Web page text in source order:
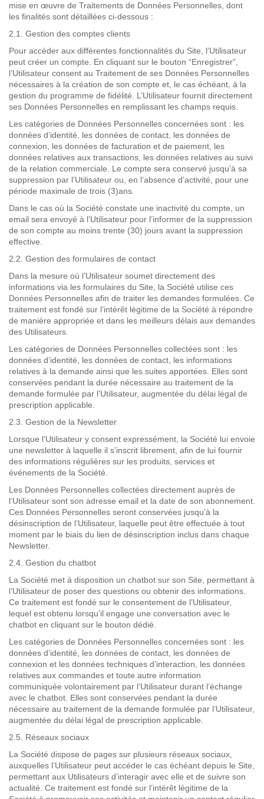
mise en œuvre de Traitements de Données Personnelles, dont
les finalités sont détaillées ci-dessous :
2.1. Gestion des comptes clients
Pour accéder aux différentes fonctionnalités du Site, l’Utilisateur
peut créer un compte. En cliquant sur le bouton “Enregistrer”,
l’Utilisateur consent au Traitement de ses Données Personnelles
nécessaires à la création de son compte et, le cas échéant, à la
gestion du programme de fidélité. L’Utilisateur fournit directement
ses Données Personnelles en remplissant les champs requis.
Les catégories de Données Personnelles concernées sont : les
données d’identité, les données de contact, les données de
connexion, les données de facturation et de paiement, les
données relatives aux transactions, les données relatives au suivi
de la relation commerciale. Le compte sera conservé jusqu’à sa
suppression par l’Utilisateur ou, en l’absence d’activité, pour une
période maximale de trois (3)ans.
Dans le cas où la Société constate une inactivité du compte, un
email sera envoyé à l’Utilisateur pour l’informer de la suppression
de son compte au moins trente (30) jours avant la suppression
effective.
2.2. Gestion des formulaires de contact
Dans la mesure où l’Utilisateur soumet directement des
informations via les formulaires du Site, la Société utilise ces
Données Personnelles afin de traiter les demandes formulées. Ce
traitement est fondé sur l’intérêt légitime de la Société à répondre
de manière appropriée et dans les meilleurs délais aux demandes
des Utilisateurs.
Les catégories de Données Personnelles collectées sont : les
données d’identité, les données de contact, les informations
relatives à la demande ainsi que les suites apportées. Elles sont
conservées pendant la durée nécessaire au traitement de la
demande formulée par l’Utilisateur, augmentée du délai légal de
prescription applicable.
2.3. Gestion de la Newsletter
Lorsque l’Utilisateur y consent expressément, la Société lui envoie
une newsletter à laquelle il s’inscrit librement, afin de lui fournir
des informations régulières sur les produits, services et
événements de la Société.
Les Données Personnelles collectées directement auprès de
l’Utilisateur sont son adresse email et la date de son abonnement.
Ces Données Personnelles seront conservées jusqu’à la
désinscription de l’Utilisateur, laquelle peut être effectuée à tout
moment par le biais du lien de désinscription inclus dans chaque
Newsletter.
2.4. Gestion du chatbot
La Société met à disposition un chatbot sur son Site, permettant à
l’Utilisateur de poser des questions ou obtenir des informations.
Ce traitement est fondé sur le consentement de l’Utilisateur,
lequel est obtenu lorsqu’il engage une conversation avec le
chatbot en cliquant sur le bouton dédié.
Les catégories de Données Personnelles concernées sont : les
données d’identité, les données de contact, les données de
connexion et les données techniques d’interaction, les données
relatives aux commandes et toute autre information
communiquée volontairement par l’Utilisateur durant l’échange
avec le chatbot. Elles sont conservées pendant la durée
nécessaire au traitement de la demande formulée par l’Utilisateur,
augmentée du délai légal de prescription applicable.
2.5. Réseaux sociaux
La Société dispose de pages sur plusieurs réseaux sociaux
auxquelles l’Utilisateur peut accéder le cas échéant depuis le Site,
permettant aux Utilisateurs d’interagir avec elle et de suivre son
actualité. Ce traitement est fondé sur l’intérêt légitime de la